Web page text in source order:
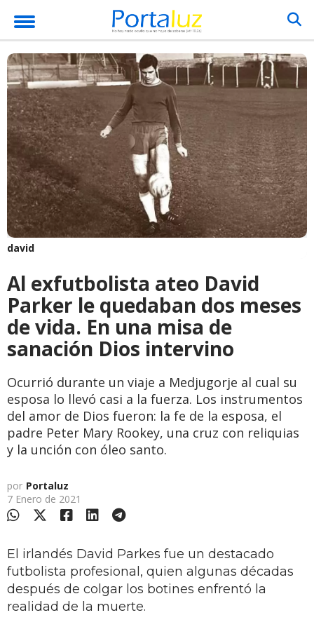
david
Al exfutbolista ateo David
Parker le quedaban dos meses
de vida. En una misa de
sanación Dios intervino
Ocurrió durante un viaje a Medjugorje al cual su
esposa lo llevó casi a la fuerza. Los instrumentos
del amor de Dios fueron: la fe de la esposa, el
padre Peter Mary Rookey, una cruz con reliquias
y la unción con óleo santo.
por Portaluz
7 Enero de 2021
El irlandés David Parkes fue un destacado
futbolista profesional, quien algunas décadas
después de colgar los botines enfrentó la
realidad de la muerte.